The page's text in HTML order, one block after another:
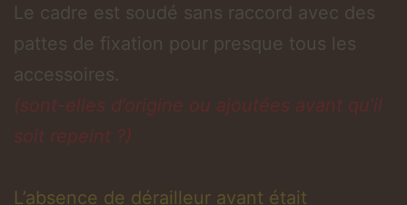
Le cadre est soudé sans raccord avec des
pattes de fixation pour presque tous les
accessoires.
(sont-elles d’origine ou ajoutées avant qu’il
soit repeint ?)
L’absence de dérailleur avant était